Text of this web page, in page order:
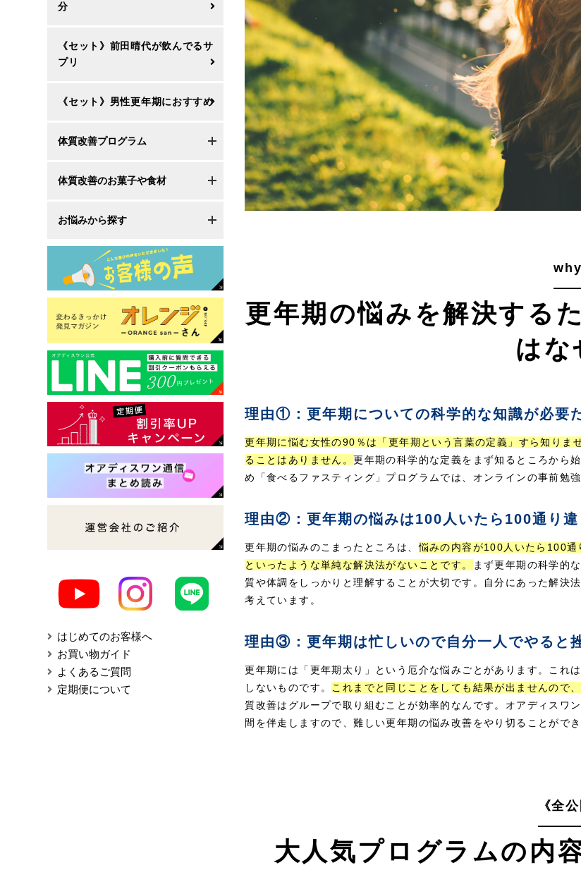
分
《セット》前田晴代が飲んでるサ
プリ
《セット》男性更年期におすすめ
体質改善プログラム
体質改善のお菓子や食材
お悩みから探す
はじめてのお客様へ
お買い物ガイド
よくあるご質問
定期便について
更年期の悩みを解決する
はな
理由①：更年期についての科学的な知識が必要
更年期に悩む女性の90％は「更年期という言葉の定義」すら知り
ることはありません。更年期の科学的な定義をまず知るところから
め「食べるファスティング」プログラムでは、オンラインの事前勉
理由②：更年期の悩みは100人いたら100通り違
更年期の悩みのこまったところは、悩みの内容が100人いたら100通
といったような単純な解決法がないことです。
まず更年期の科学的
質や体調をしっかりと理解することが大切です。自分にあった解決
考えています。
理由③：更年期は忙しいので自分一人でやると
更年期には「更年期太り」という厄介な悩みごとがあります。これ
しないものです。 これまでと同じことをしても結果が出ませんので
質改善はグループで取り組むことが効率的なんです。オアディスワ
間を伴走しますので、難しい更年期の悩み改善をやり切ることができ
《全公
大人気プログラムの内